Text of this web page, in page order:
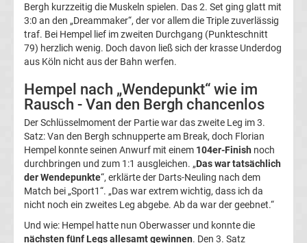
Champions
League
Ergebnisse
Europa
League
Tabelle
Europa
Bergh kurzzeitig die Muskeln spielen. Das 2. Set ging glatt mit
3:0 an den „Dreammaker“, der vor allem die Triple zuverlässig
traf. Bei Hempel lief im zweiten Durchgang (Punkteschnitt
79) herzlich wenig. Doch davon ließ sich der krasse Underdog
aus Köln nicht aus der Bahn werfen.
Hempel nach „Wendepunkt“ wie im
Rausch - Van den Bergh chancenlos
Der Schlüsselmoment der Partie war das zweite Leg im 3.
Satz: Van den Bergh schnupperte am Break, doch Florian
Hempel konnte seinen Anwurf mit einem 104er-Finish noch
durchbringen und zum 1:1 ausgleichen. „Das war tatsächlich
der Wendepunkte“, erklärte der Darts-Neuling nach dem
Match bei „Sport1“. „Das war extrem wichtig, dass ich da
nicht noch ein zweites Leg abgebe. Ab da war der geebnet.“
Und wie: Hempel hatte nun Oberwasser und konnte die
nächsten fünf Legs allesamt gewinnen. Den 3. Satz